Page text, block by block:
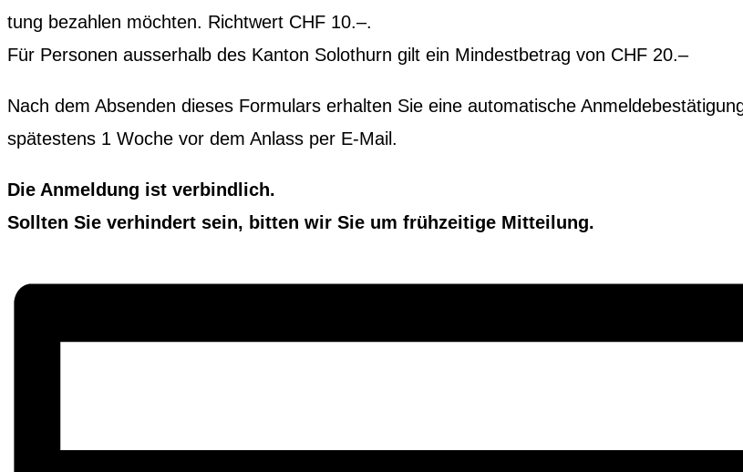
tung bezahlen möcht­en. Richtwert CHF 10.–.
Für Per­so­n­en ausser­halb des Kan­ton Solothurn gilt ein Min­dest­be­trag von CHF 20.–
Nach dem Absenden dieses For­mu­la­rs erhal­ten Sie eine automa­tis­che
spätestens 1 Woche vor dem Anlass per E‑Mail.
Die Anmel­dung ist verbindlich.
Soll­ten Sie ver­hin­dert sein, bit­ten wir Sie um frühzeit­ige Mit­teilung.